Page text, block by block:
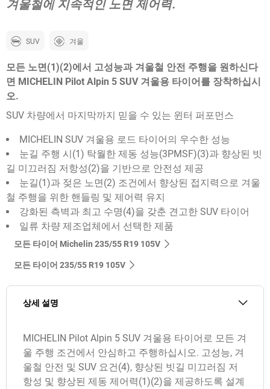
겨울철에 지속적인 노면 제어력.
SUV 겨울
모든 노면(1)(2)에서 고성능과 겨울철 안전 주행을 원하신다
면 MICHELIN Pilot Alpin 5 SUV 겨울용 타이어를 장착하십시
오.
SUV 차량에서 마지막까지 믿을 수 있는 윈터 퍼포먼스
MICHELIN SUV 겨울용 로드 타이어의 우수한 성능
눈길 주행 시(1) 탁월한 제동 성능(3PMSF)(3)과 향상된 빗
길 미끄러짐 저항성(2)을 기반으로 안전성 제공
눈길(1)과 젖은 노면(2) 조건에서 향상된 접지력으로 겨울
철 주행을 위한 핸들링 및 제어력 유지
강화된 측벽과 최고 수명(4)을 갖춘 견고한 SUV 타이어
일류 차량 제조업체에서 선택한 제품
모든 타이어 Michelin 235/55 R19 105V
모든 타이어‎ 235/55 R19 105V
상세 설명
MICHELIN Pilot Alpin 5 SUV 겨울용 타이어로 모든 겨
울 주행 조건에서 안심하고 주행하십시오. 고성능, 겨
울철 안전 및 SUV 요건(4), 향상된 빗길 미끄러짐 저
항성 및 향상된 제동 제어력(1)(2)을 제공하도록 설계